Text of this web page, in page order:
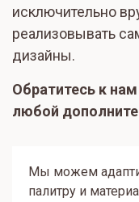
исключительно
реализовывать
дизайны.
Обратитесь к
любой
Мы можем
палитру и